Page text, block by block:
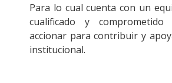
Para lo cual cuenta con un
cualificado y
accionar para contribuir y
institucional.